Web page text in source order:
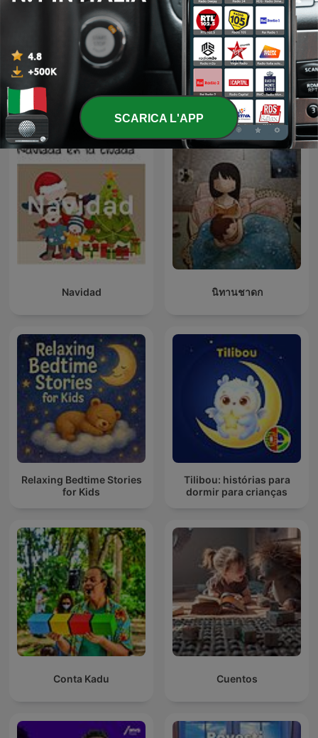
Mater Amatér POVEȘTI :)
Podcast internazionali di genere Per tutta
la famiglia
Navidad นิทานชาดก
Relaxing Bedtime Stories
for Kids
Tilibou: histórias para
dormir para crianças
Conta Kadu Cuentos
SCARICA L'APP